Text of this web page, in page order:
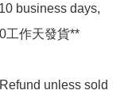
business days,
工作天發貨**
unless sold